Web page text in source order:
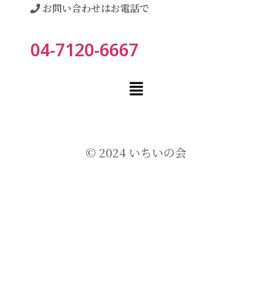
お問い合わせはお電話で
04-7120-6667
© 2024 いちいの会